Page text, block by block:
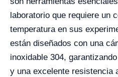
laboratorio que requiere un
temperatura en sus
están diseñados con una
inoxidable 304,
y una excelente resistencia